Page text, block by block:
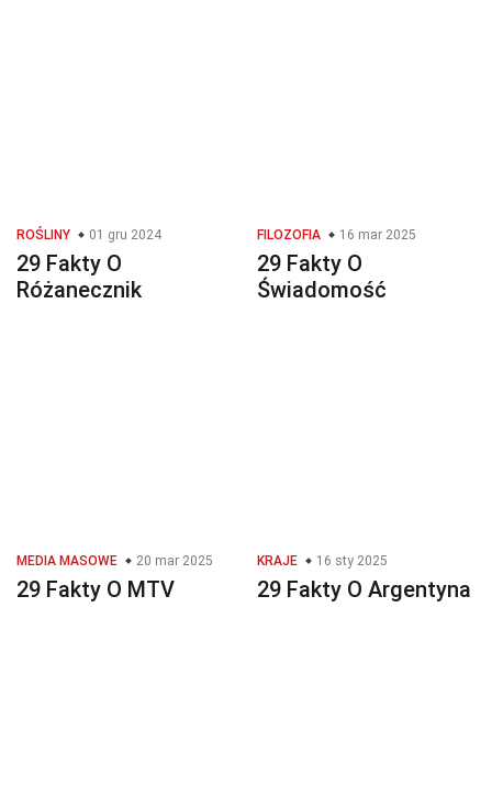
ROŚLINY 01 gru 2024
29 Fakty O
Różanecznik
FILOZOFIA 16 mar 2025
29 Fakty O
Świadomość
MEDIA MASOWE 20 mar 2025
29 Fakty O MTV
KRAJE 16 sty 2025
29 Fakty O Argentyna